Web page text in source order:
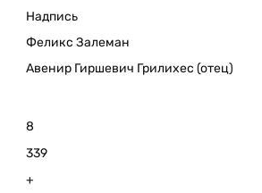
Надпись
Феликс Залеман
Авенир Гиршевич Грилихес (отец)
8
339
+